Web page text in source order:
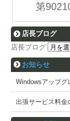
第
店長ブログ
店長ブログ
お知らせ
Windowsアップグ
出張サービス料金